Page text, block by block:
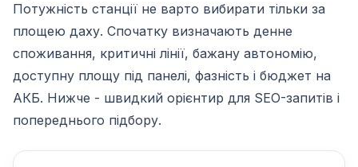
Потужність станції не варто вибирати тільки за
площею даху. Спочатку визначають денне
споживання, критичні лінії, бажану автономію,
доступну площу під панелі, фазність і бюджет на
АКБ. Нижче - швидкий орієнтир для SEO-запитів і
попереднього підбору.